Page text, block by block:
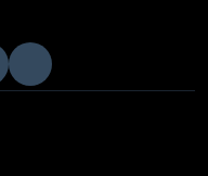
kişi toprağa verildi. İşte
bilgileri.